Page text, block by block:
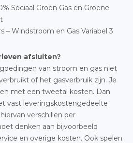
Sociaal Groen Gas en Groene
– Windstroom en Gas Variabel 3
afsluiten?
van stroom en gas niet
of het gasverbruik zijn. Je
met een tweetal kosten. Dan
vast leveringskostengedeelte
verschillen per
denken aan bijvoorbeeld
en overige kosten. Ook spelen